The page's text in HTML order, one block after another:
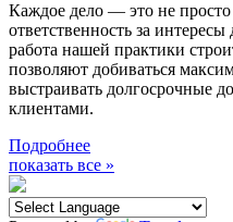
Каждое дело — это не просто
ответственность за
работа нашей практики
позволяют добиваться
выстраивать долгосрочные
клиентами.
Подробнее
показать все »